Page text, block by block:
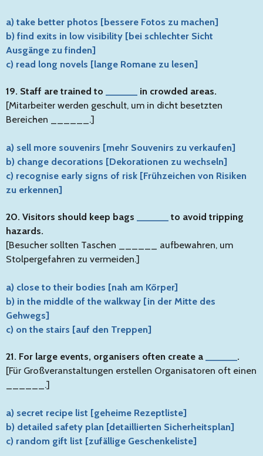
a) take better photos [bessere Fotos zu machen]
b) find exits in low visibility [bei schlechter Sicht
Ausgänge zu finden]
c) read long novels [lange Romane zu lesen]
19. Staff are trained to
in crowded areas.
[Mitarbeiter werden geschult, um in dicht besetzten
Bereichen ______.]
a) sell more souvenirs [mehr Souvenirs zu verkaufen]
b) change decorations [Dekorationen zu wechseln]
c) recognise early signs of risk [Frühzeichen von Risiken
zu erkennen]
20. Visitors should keep bags
to avoid tripping
hazards.
[Besucher sollten Taschen ______ aufbewahren, um
Stolpergefahren zu vermeiden.]
a) close to their bodies [nah am Körper]
b) in the middle of the walkway [in der Mitte des
Gehwegs]
c) on the stairs [auf den Treppen]
21. For large events, organisers often create a
.
[Für Großveranstaltungen erstellen Organisatoren oft einen
______.]
a) secret recipe list [geheime Rezeptliste]
b) detailed safety plan [detaillierten Sicherheitsplan]
c) random gift list [zufällige Geschenkeliste]